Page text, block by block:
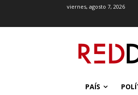
viernes, agosto 7, 2026
PAÍS